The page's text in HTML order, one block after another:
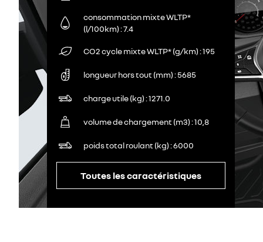
consommation mixte WLTP*
(l/100km) 7.4
CO2 cycle mixte WLTP* (g/km) 195
longueur hors tout (mm) 5685
charge utile (kg) 1271.0
volume de chargement (m3) 10,8
poids total roulant (kg) 6000
Toutes les caractéristiques